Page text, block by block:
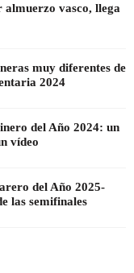
vasco, llega
muy diferentes de
2024
del Año 2024: un
vídeo
del Año 2025-
las semifinales